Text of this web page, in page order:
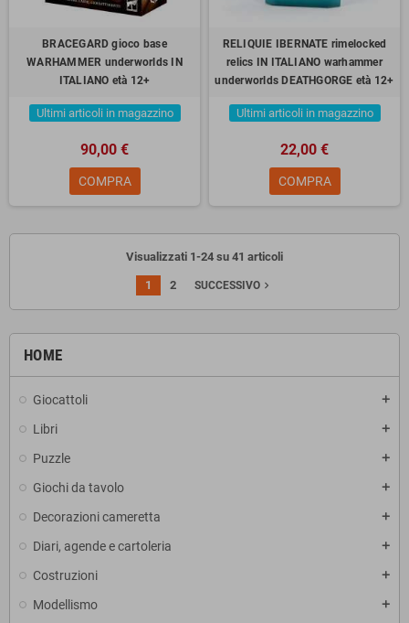
HOME
Giocattoli add
Libri add
Puzzle add
Giochi da tavolo add
Decorazioni cameretta add
Diari, agende e cartoleria add
Costruzioni add
Modellismo add
BRACEGARD gioco base
WARHAMMER underworlds IN
ITALIANO età 12+
Ultimi articoli in magazzino
90,00 €
COMPRA
RELIQUIE IBERNATE rimelocked
relics IN ITALIANO warhammer
underworlds DEATHGORGE età 12+
Ultimi articoli in magazzino
22,00 €
COMPRA
Visualizzati 1-24 su 41 articoli
1 2 SUCCESSIVO navigate_next